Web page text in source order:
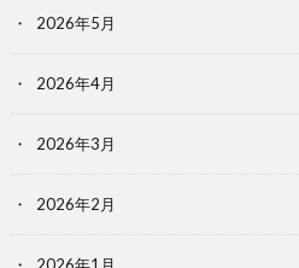
2026年5月
2026年4月
2026年3月
2026年2月
2026年1月